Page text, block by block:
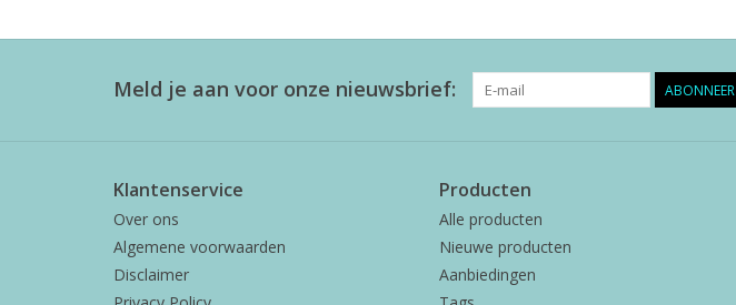
Meld je aan voor onze nieuwsbrief: ABONNEER
Klantenservice
Over ons
Algemene voorwaarden
Disclaimer
Producten
Alle producten
Nieuwe producten
Aanbiedingen